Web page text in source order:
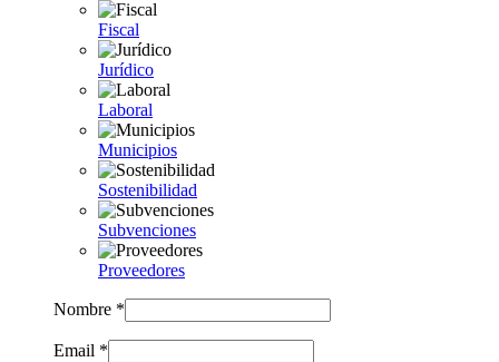
Fiscal
Jurídico
Laboral
Municipios
Sostenibilidad
Subvenciones
Proveedores
Nombre *
Email *